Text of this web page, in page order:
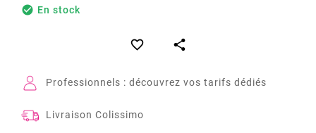
 En stock
 
Professionnels : découvrez vos tarifs dédiés
Livraison Colissimo